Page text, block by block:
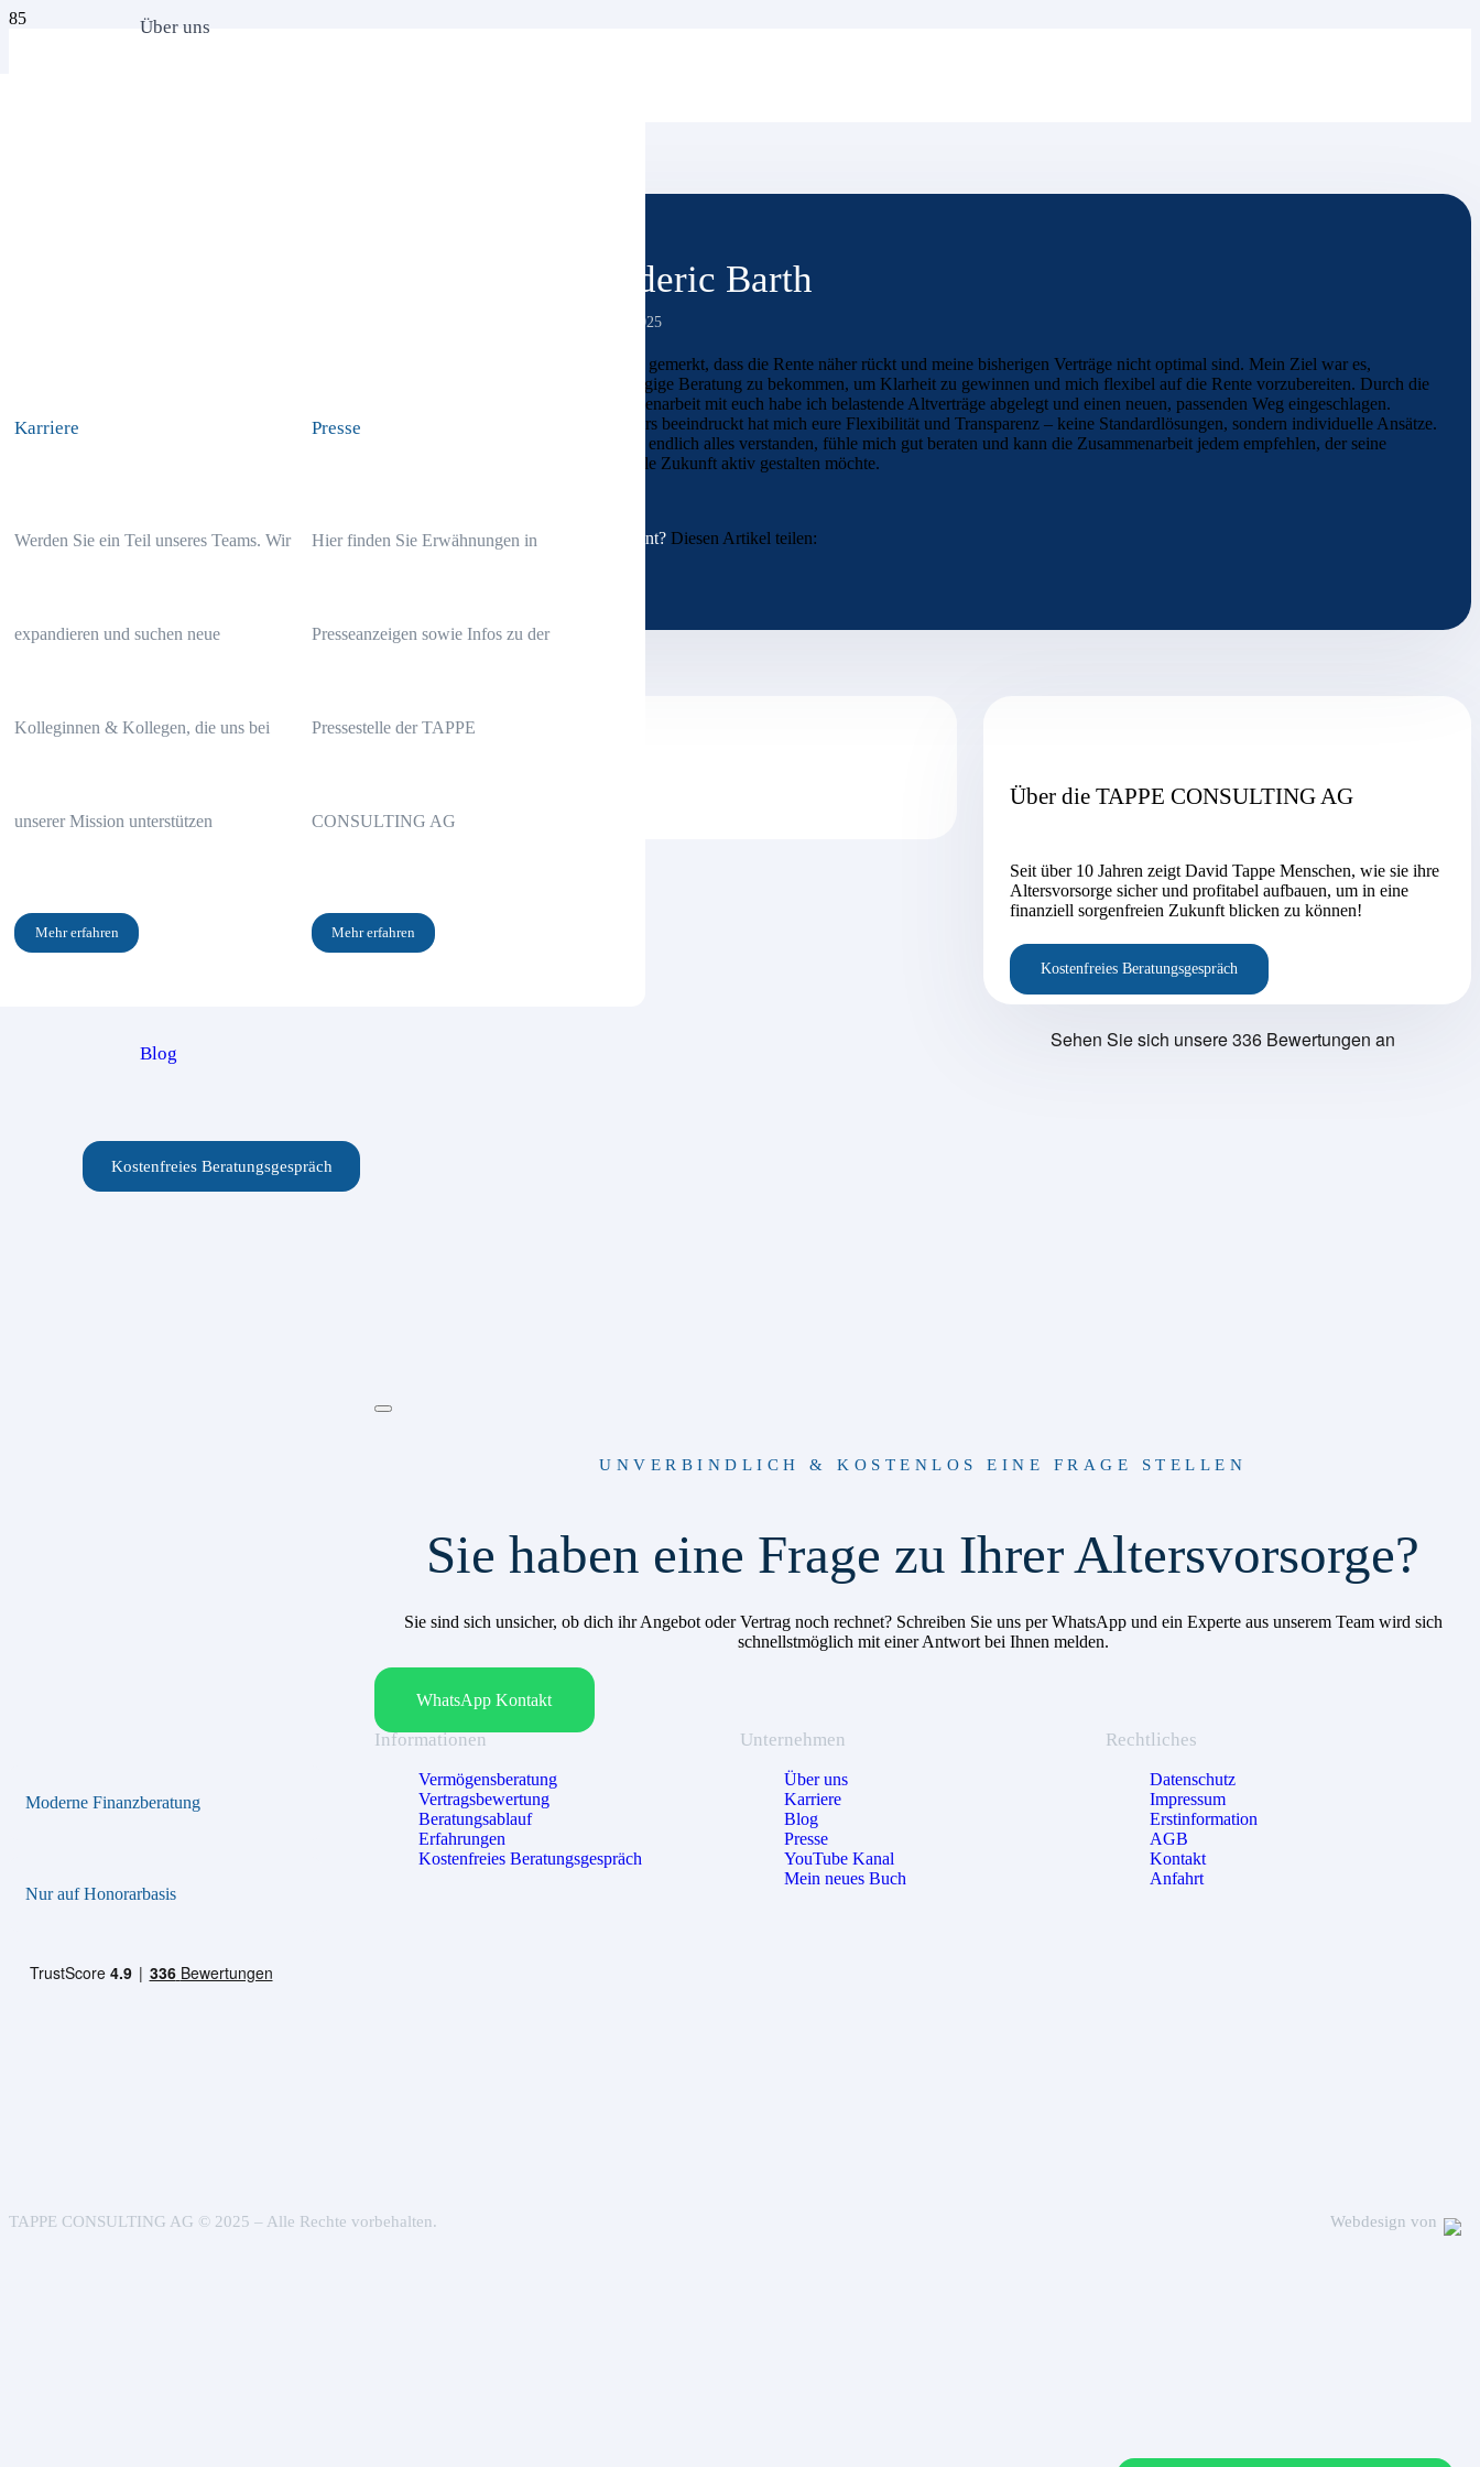
Über uns
Karriere
Werden Sie ein Teil unseres Teams. Wir
expandieren und suchen neue
Kolleginnen & Kollegen, die uns bei
unserer Mission unterstützen
Mehr erfahren
Presse
Hier finden Sie Erwähnungen in
Presseanzeigen sowie Infos zu der
Pressestelle der TAPPE
CONSULTING AG
Mehr erfahren
Blog
Kostenfreies Beratungsgespräch
Frederic Barth
2. Juni 2025
Ich habe gemerkt, dass die Rente näher rückt und meine bisherigen Verträge nicht optimal sind. Mein Ziel war es,
unabhängige Beratung zu bekommen, um Klarheit zu gewinnen und mich flexibel auf die Rente vorzubereiten. Durch die
Zusammenarbeit mit euch habe ich belastende Altverträge abgelegt und einen neuen, passenden Weg eingeschlagen.
Besonders beeindruckt hat mich eure Flexibilität und Transparenz – keine Standardlösungen, sondern individuelle Ansätze.
Ich habe endlich alles verstanden, fühle mich gut beraten und kann die Zusammenarbeit jedem empfehlen, der seine
finanzielle Zukunft aktiv gestalten möchte.
Interessant?Diesen Artikel teilen:
Über die TAPPE CONSULTING AG
Seit über 10 Jahren zeigt David Tappe Menschen, wie sie ihre
Altersvorsorge sicher und profitabel aufbauen, um in eine
finanziell sorgenfreien Zukunft blicken zu können!
Kostenfreies Beratungsgespräch
Moderne Finanzberatung
Nur auf Honorarbasis
UNVERBINDLICH & KOSTENLOS EINE FRAGE STELLEN
Sie haben eine Frage zu Ihrer Altersvorsorge?
Sie sind sich unsicher, ob dich ihr Angebot oder Vertrag noch rechnet? Schreiben Sie uns per WhatsApp und ein Experte aus unserem Team wird sich
schnellstmöglich mit einer Antwort bei Ihnen melden.
WhatsApp Kontakt
Informationen
Vermögensberatung
Vertragsbewertung
Beratungsablauf
Erfahrungen
Kostenfreies Beratungsgespräch
Unternehmen
Über uns
Karriere
Blog
Presse
YouTube Kanal
Mein neues Buch
Rechtliches
Datenschutz
Impressum
Erstinformation
AGB
Kontakt
Anfahrt
TAPPE CONSULTING AG © 2025 – Alle Rechte vorbehalten. Webdesign von